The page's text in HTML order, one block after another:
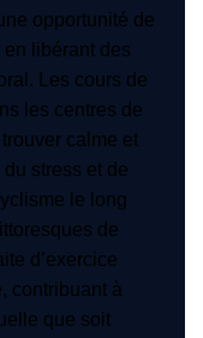
opportunité de
libérant des
Les cours de
les centres de
calme et
stress et de
le long
de
d’exercice
contribuant à
que soit